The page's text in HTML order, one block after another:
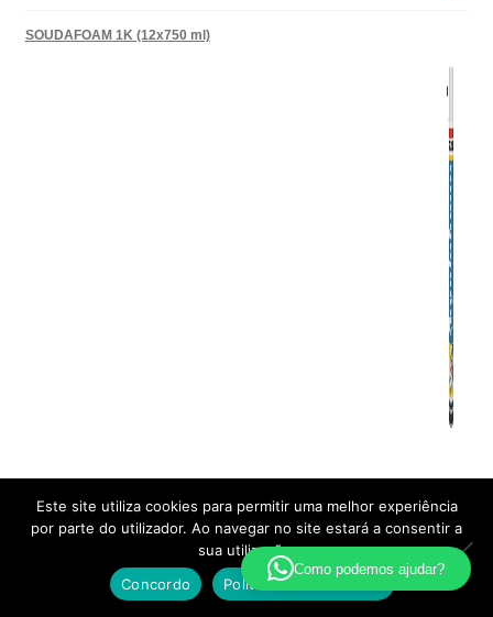
SOUDAFOAM 1K (12x750 ml)
Removedor de Papel de Parede
Como podemos ajudar?
Este site utiliza cookies para permitir uma melhor experiência
por parte do utilizador. Ao navegar no site estará a consentir a
sua utilização.
Concordo
Política de Privacidade